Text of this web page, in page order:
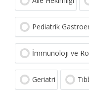
Pediatrik
İmmünoloji ve
Geriatri